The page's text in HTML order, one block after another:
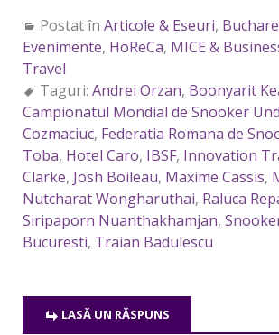
Postat în Articole & Eseuri,
Evenimente, HoReCa, MICE &
Travel
Taguri: Andrei Orzan, Boonyarit
Campionatul Mondial de Snooker
Cozmaciuc, Federatia Romana de
Toba, Hotel Caro, IBSF, Innovation
Clarke, Josh Boileau, Maxime Cassis,
Nutcharat Wongharuthai, Raluca
Siripaporn Nuanthakhamjan,
Bucuresti, Traian Badulescu
LASĂ UN RĂSPUNS